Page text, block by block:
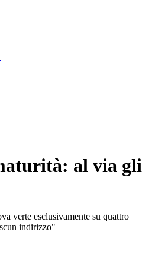
al via gli
verte esclusivamente su quattro
indirizzo"